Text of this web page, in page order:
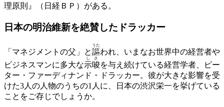
理原則』（日経ＢＰ）がある。
日本の明治維新を絶賛したドラッカー
「マネジメントの父」と謳
うた
われ、いまなお世界中の経営者や
ビジネスマンに多大な示唆
しさ
を与え続けている経営学者、ピー
ター・ファーディナンド・ドラッカー。彼が大きな影響を受
けた3人の人物のうちの1人に、日本の渋沢栄一を挙げている
ことをご存じでしょうか。